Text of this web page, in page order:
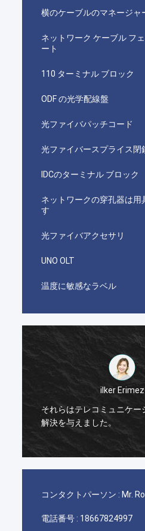
横のケーブルのマネージャ
ネットワーク ケーブル フ
ート
110 ターミナル ブロック
ODF の光学配線盤
光ファイバパッチコード
光ファイバースプライス閉
IDCのターミナル ブロック
ネットワークの穿孔器は用
す
光ファイバアクセサリ
UNO OLT
温度に敏感なラベル
ilker Erimez
はテレコミュニケーションの完全な
与えました。
コンタクトパーソン : Mr.
電話番号 : 18667824997